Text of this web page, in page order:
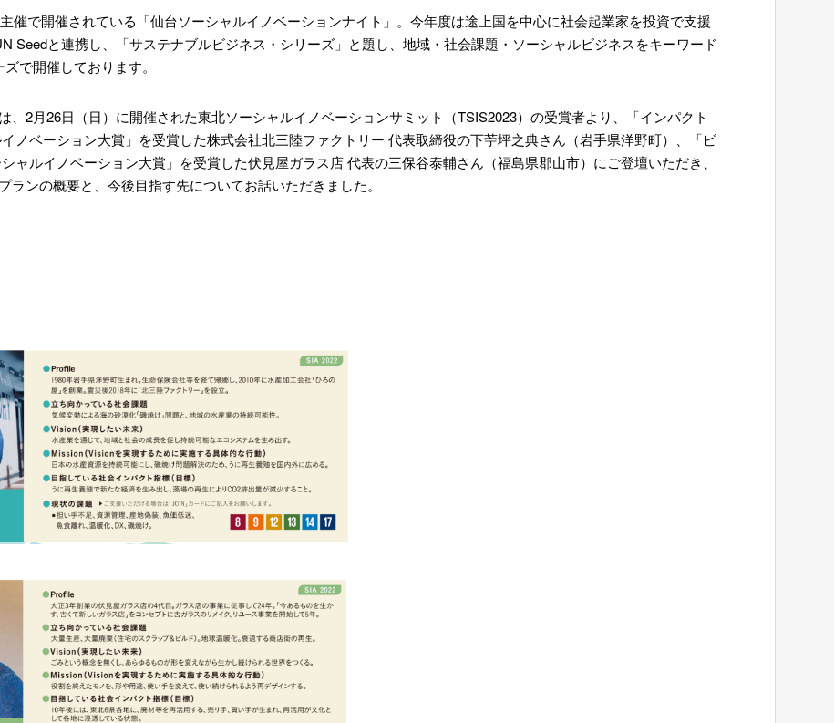
催で開催されている「仙台ソーシャルイノベーションナイト」。今年度は途上国を中心に社会起業家を投資で支援
Seedと連携し、「サステナブルビジネス・シリーズ」と題し、地域・社会課題・ソーシャルビジネスをキーワード
で開催しております。
、2月26日（日）に開催された東北ソーシャルイノベーションサミット（TSIS2023）の受賞者より、「インパクト
ノベーション大賞」を受賞した株式会社北三陸ファクトリー 代表取締役の下苧坪之典さん（岩手県洋野町）、「ビ
ャルイノベーション大賞」を受賞した伏見屋ガラス店 代表の三保谷泰輔さん（福島県郡山市）にご登壇いただき、
ランの概要と、今後目指す先についてお話いただきました。